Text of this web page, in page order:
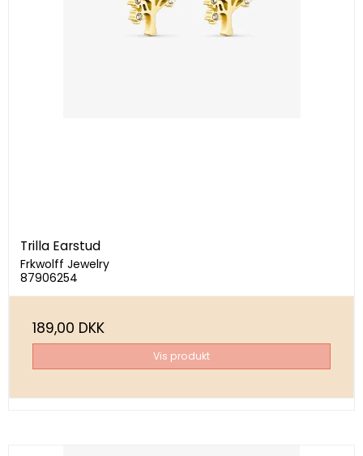
Trilla Earstud
Frkwolff Jewelry
87906254
189,00 DKK
Vis produkt